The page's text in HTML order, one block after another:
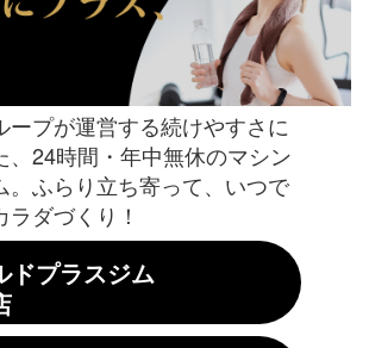
ープが運営する続けやすさに
、24時間・年中無休のマシン
。ふらり立ち寄って、いつで
ラダづくり！
ドプラスジム